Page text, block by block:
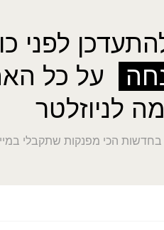
לפני
על כל
לניוזלטר
בחדשות הכי מפנקות שתקבלי